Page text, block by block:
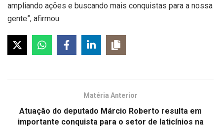
ampliando ações e buscando mais conquistas para a nossa
gente”, afirmou.
Matéria Anterior
Atuação do deputado Márcio Roberto resulta em
importante conquista para o setor de laticínios na